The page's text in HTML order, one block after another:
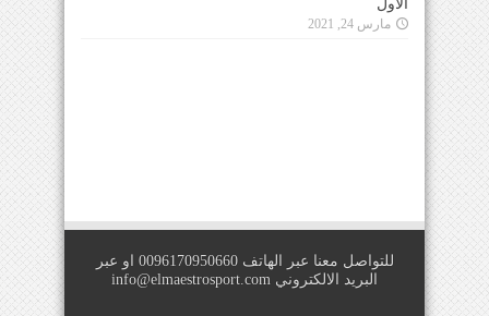
الأول
مارس 24, 2021
للتواصل معنا عبر الهاتف 0096170950660 او عبر
البريد الالكتروني info@elmaestrosport.com